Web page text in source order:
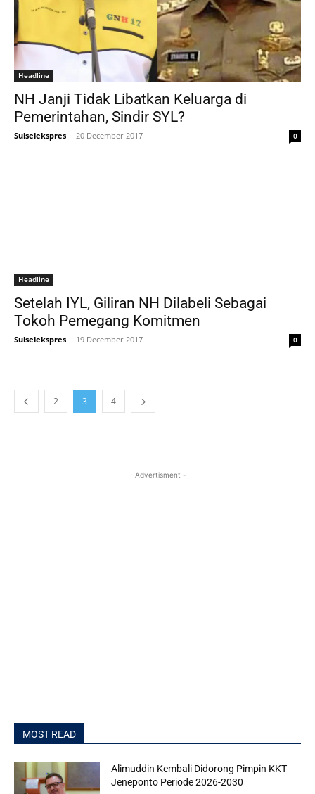
Headline
NH Janji Tidak Libatkan Keluarga di
Pemerintahan, Sindir SYL?
Sulselekspres - 20 December 2017 0
Headline
Setelah IYL, Giliran NH Dilabeli Sebagai
Tokoh Pemegang Komitmen
Sulselekspres - 19 December 2017 0
2 3 4
- Advertisment -
MOST READ
Alimuddin Kembali Didorong Pimpin KKT
Jeneponto Periode 2026-2030